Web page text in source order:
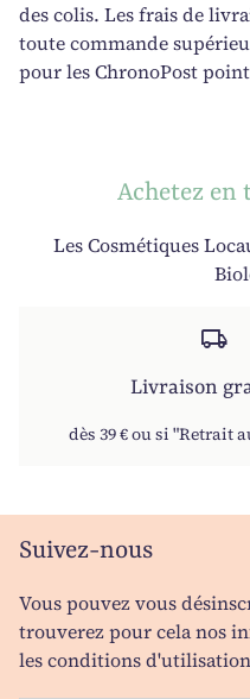
des colis. Les frais de
toute commande
pour les ChronoPost
Achetez en
Les Cosmétiques
local_shipping
Livraison
dès 39 € ou si "Retrait
Suivez-nous
Vous pouvez vous
trouverez pour cela nos
les conditions